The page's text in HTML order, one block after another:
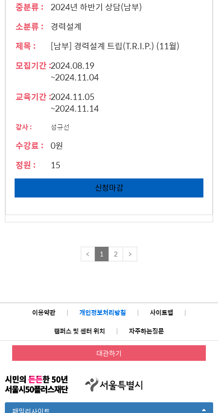
중분류 :
2024년 하반기 상담(남부)
소분류 :
경력설계
제목 :
[남부] 경력설계 트립(T.R.I.P.) (11월)
모집기간 :2024.08.19
~2024.11.04
교육기간 :2024.11.05
~2024.11.14
강사 : 성규선
수강료 : 0원
정원 :
15
신청마감
< 1 2 >
이용약관 | 개인정보처리방침 | 사이트맵
|
캠퍼스 및 센터 위치
| 자주하는질문
대관하기